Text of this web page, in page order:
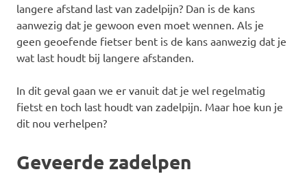
langere afstand last van zadelpijn? Dan is de kans
aanwezig dat je gewoon even moet wennen. Als je
geen geoefende fietser bent is de kans aanwezig dat je
wat last houdt bij langere afstanden.
In dit geval gaan we er vanuit dat je wel regelmatig
fietst en toch last houdt van zadelpijn. Maar hoe kun je
dit nou verhelpen?
Geveerde zadelpen